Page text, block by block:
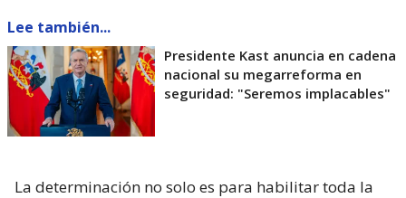
Lee también...
Presidente Kast anuncia en cadena
nacional su megarreforma en
seguridad: "Seremos implacables"
La determinación no solo es para habilitar toda la